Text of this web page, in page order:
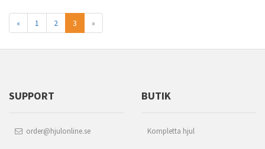
« 1 2 3 »
SUPPORT
order@hjulonline.se
BUTIK
Kompletta hjul